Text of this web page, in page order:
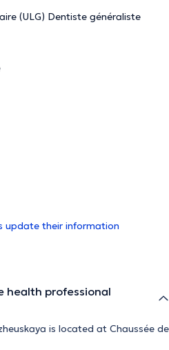
(ULG) Dentiste généraliste
update their information
health professional
is located at Chaussée de